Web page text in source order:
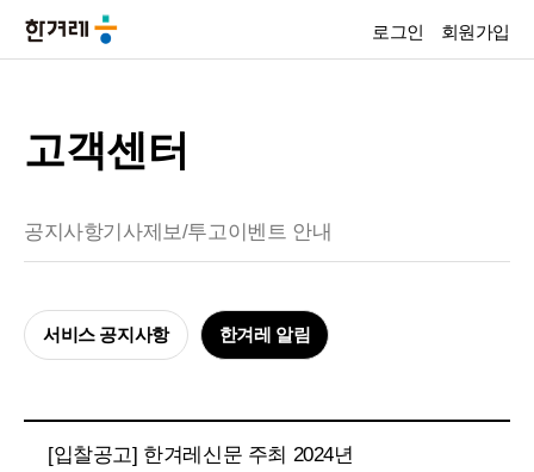
로그인 회원가입
고객센터
공지사항기사제보/투고이벤트 안내
서비스 공지사항 한겨레 알림
[입찰공고] 한겨레신문 주최 2024년